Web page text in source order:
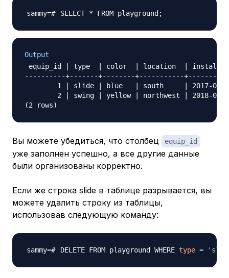
SELECT * FROM playground ;
Output
equip_id | type  | color  | location  |
----------+-------+--------+-----------
1 | slide | blue   | south     | 2017-04-
2 | swing | yellow | northwest | 2018-08-
Вы можете убедиться, что столбец equip_id
уже заполнен успешно, а все другие данные
были организованы корректно.
Если же строка slide в таблице разрывается, вы
можете удалить строку из таблицы,
использовав следующую команду:
DELETE FROM playground WHERE type =